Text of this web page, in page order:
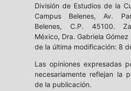
División de Estudios de la
Campus Belenes, Av.
Belenes, C.P. 45100.
México, Dra. Gabriela
de la última modificación: 8
Las opiniones expresadas
necesariamente reflejan la
de la publicación.